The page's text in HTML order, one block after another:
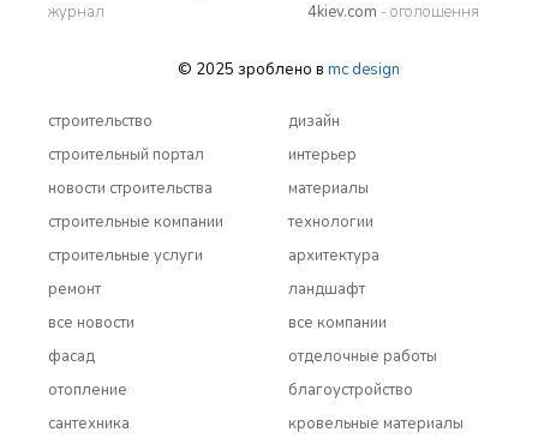
журнал
4kiev.com - оголошення
© 2025 зроблено в mc design
строительство
строительный портал
новости строительства
строительные компании
строительные услуги
ремонт
все новости
дизайн
интерьер
материалы
технологии
архитектура
ландшафт
все компании
фасад
отопление
сантехника
отделочные работы
благоустройство
кровельные материалы